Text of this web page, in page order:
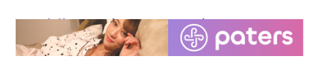
ワイ中華の画像上げてたらその店好きなことマッ
チングして翌日に一緒に食い行ったことあるわ